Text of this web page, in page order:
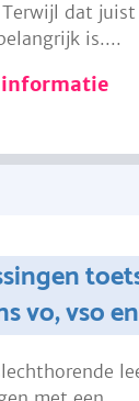
Terwijl dat
is....
informatie
vo, vso